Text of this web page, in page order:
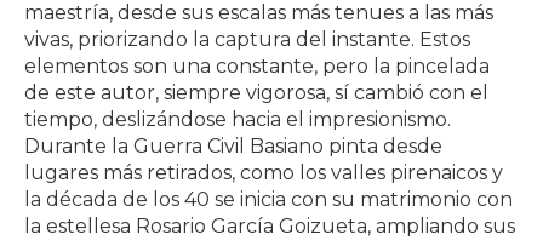
maestría, desde sus escalas más tenues a las más
vivas, priorizando la captura del instante. Estos
elementos son una constante, pero la pincelada
de este autor, siempre vigorosa, sí cambió con el
tiempo, deslizándose hacia el impresionismo.
Durante la Guerra Civil Basiano pinta desde
lugares más retirados, como los valles pirenaicos y
la década de los 40 se inicia con su matrimonio con
la estellesa Rosario García Goizueta, ampliando sus